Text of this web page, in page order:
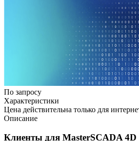
По запросу
Характеристики
Цена действительна только для
Описание
Клиенты для MasterSCADA 4D